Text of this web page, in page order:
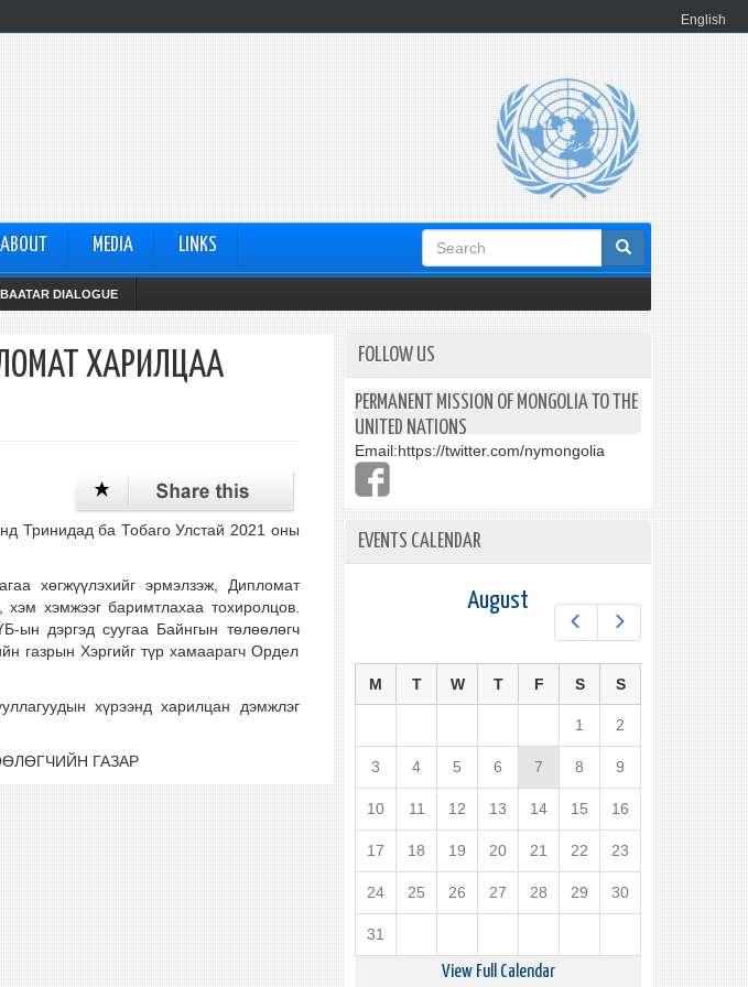
English
ABOUT MEDIA LINKS
Search
form
DIALOGUE
ХАРИЛЦАА
Тринидад ба Тобаго Улстай 2021 оны
хөгжүүлэхийг эрмэлзэж, Дипломат
хэмжээг баримтлахаа тохиролцов.
ын дэргэд суугаа Байнгын төлөөлөгч
газрын Хэргийг түр хамаарагч Ордел
хүрээнд харилцан дэмжлэг
ГАЗАР
FOLLOW US
PERMANENT MISSION OF MONGOLIA TO THE
UNITED NATIONS
Email:https://twitter.com/nymongolia
EVENTS CALENDAR
Next
August
M T W T F S S
1 2
3 4 5 6 7 8 9
10 11 12 13 14 15 16
17 18 19 20 21 22 23
24 25 26 27 28 29 30
31
View Full Calendar